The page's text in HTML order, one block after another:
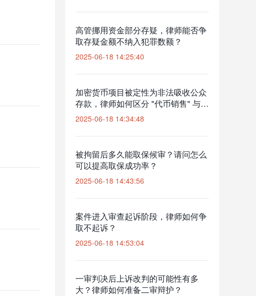
高管挪用资金部分存疑，律师能否争
取存疑金额不纳入犯罪数额？
2025-06-18 14:25:40
加密货币项目被定性为非法吸收公众
存款，律师如何区分 "代币销售" 与
"非法集资"？
2025-06-18 14:34:48
被拘留后多久能取保候审？请问怎么
可以提高取保成功率？
2025-06-18 14:43:56
案件进入审查起诉阶段，律师如何争
取不起诉？
2025-06-18 14:53:04
一审判决后上诉改判的可能性有多
大？律师如何准备二审辩护？